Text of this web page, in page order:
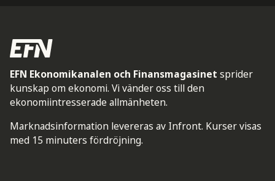
EFN Ekonomikanalen och Finansmagasinet sprider
kunskap om ekonomi. Vi vänder oss till den
ekonomiintresserade allmänheten.
Marknadsinformation levereras av Infront. Kurser visas
med 15 minuters fördröjning.